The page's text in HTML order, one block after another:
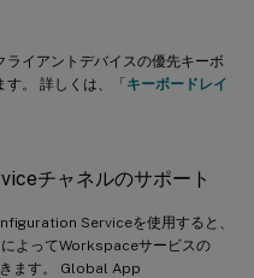
イアントデバイスの優先キーボ
す。 詳しくは、「キーボードレイ
チャネルのサポート
Serviceを使用すると、
よってWorkspaceサービスの
ます。 Global App